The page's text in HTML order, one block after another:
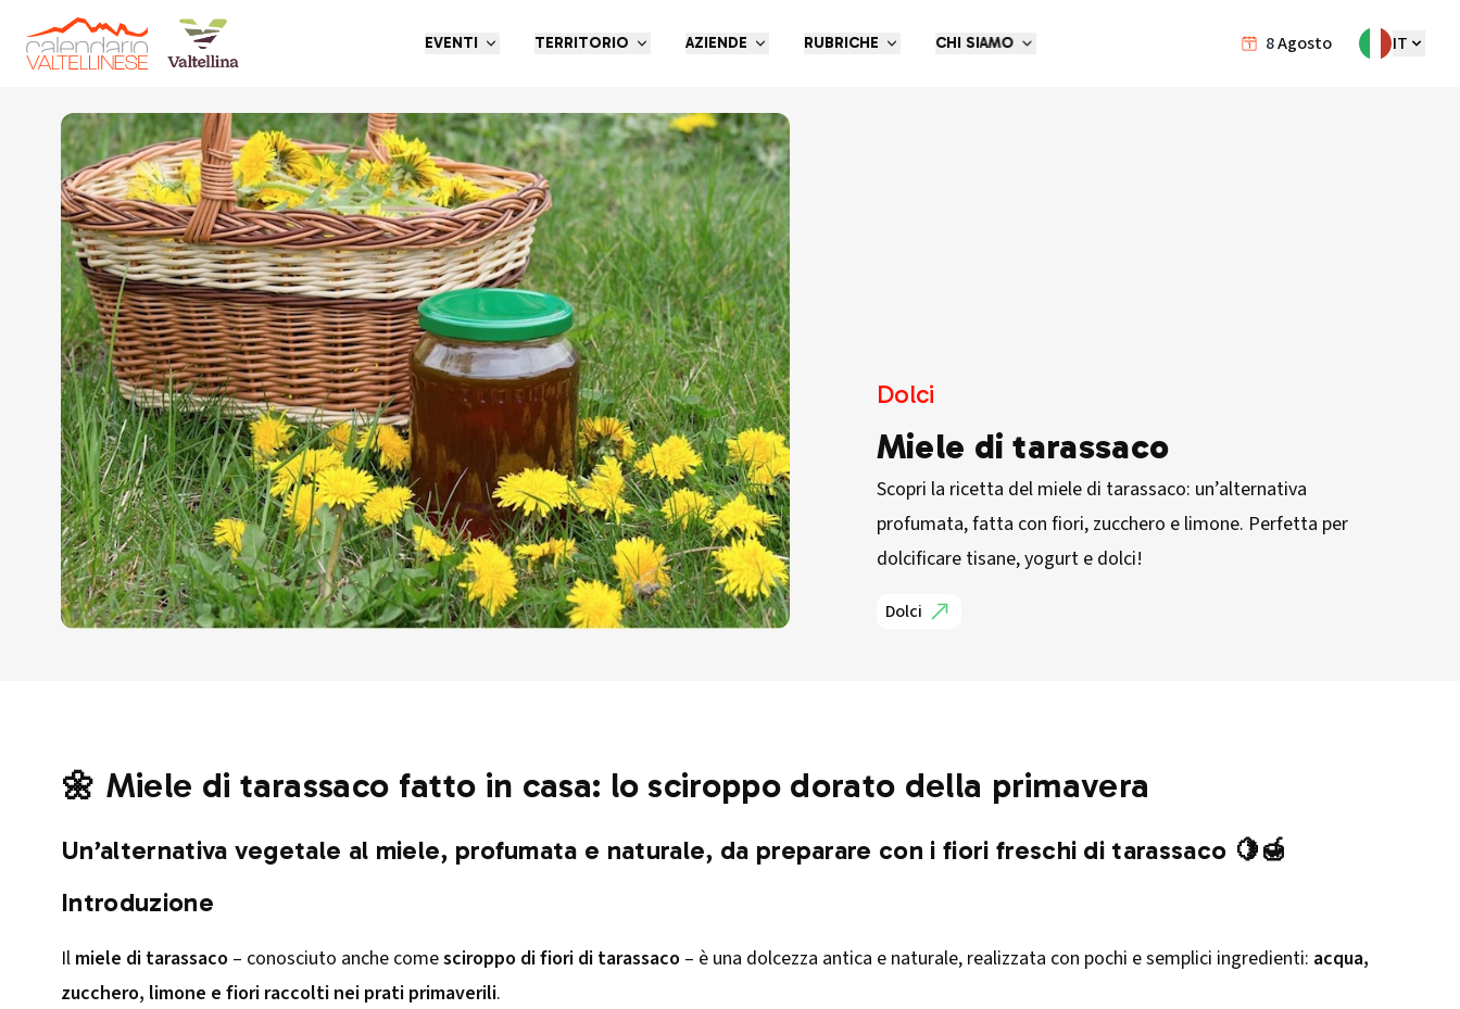
8Agosto IT
EVENTI TERRITORIO AZIENDE RUBRICHE CHI SIAMO
Torna indietro
Dolci
Miele di tarassaco
Scopri la ricetta del miele di tarassaco: un’alternativa
profumata, fatta con fiori, zucchero e limone. Perfetta per
dolcificare tisane, yogurt e dolci!
Dolci
🌼 Miele di tarassaco fatto in casa: lo sciroppo dorato della primavera
Un’alternativa vegetale al miele, profumata e naturale, da preparare con i fiori freschi di tarassaco 🍋🍯
Introduzione
Il miele di tarassaco – conosciuto anche comesciroppo di fiori di tarassaco – è una dolcezza antica e naturale, realizzata con pochi e semplici ingredienti: acqua,
zucchero, limone e fiori raccolti nei prati primaverili.